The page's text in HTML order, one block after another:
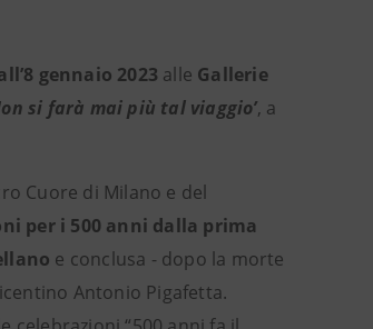
gennaio 2023 alle Gallerie
si farà mai più tal viaggio’, a
Cuore di Milano e del
per i 500 anni dalla prima
e conclusa - dopo la morte
Antonio Pigafetta.